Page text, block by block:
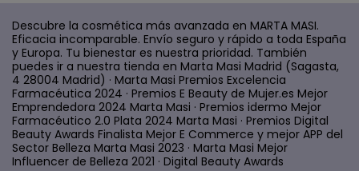
Descubre la cosmética más avanzada en MARTA MASI.
Eficacia incomparable. Envío seguro y rápido a toda España
y Europa. Tu bienestar es nuestra prioridad. También
puedes ir a nuestra tienda en Marta Masi Madrid (Sagasta,
4 28004 Madrid) · Marta Masi Premios Excelencia
Farmacéutica 2024 · Premios E Beauty de Mujer.es Mejor
Emprendedora 2024 Marta Masi · Premios idermo Mejor
Farmacéutico 2.0 Plata 2024 Marta Masi · Premios Digital
Beauty Awards Finalista Mejor E Commerce y mejor APP del
Sector Belleza Marta Masi 2023 · Marta Masi Mejor
Influencer de Belleza 2021 · Digital Beauty Awards